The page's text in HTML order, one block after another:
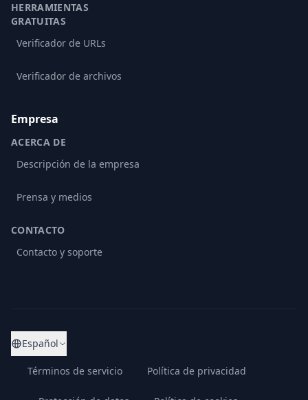
HERRAMIENTAS
GRATUITAS
Verificador de URLs
Verificador de archivos
Empresa
ACERCA DE
Descripción de la empresa
Prensa y medios
CONTACTO
Contacto y soporte
Español
Términos de servicio Política de privacidad